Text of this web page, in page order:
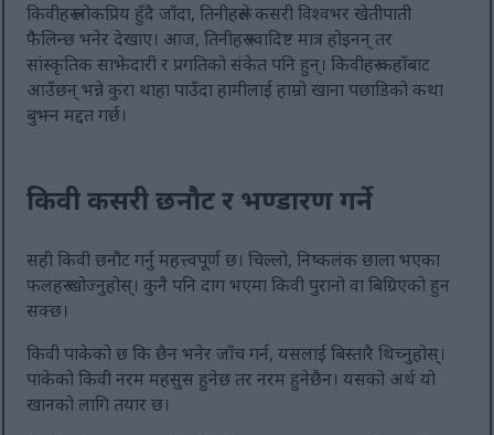
किवीहरू लोकप्रिय हुँदै जाँदा, तिनीहरूले कसरी विश्वभर खेतीपाती
फैलिन्छ भनेर देखाए। आज, तिनीहरू स्वादिष्ट मात्र होइनन् तर
सांस्कृतिक साझेदारी र प्रगतिको संकेत पनि हुन्। किवीहरू कहाँबाट
आउँछन् भन्ने कुरा थाहा पाउँदा हामीलाई हाम्रो खाना पछाडिको कथा
बुझ्न मद्दत गर्छ।
किवी कसरी छनौट र भण्डारण गर्ने
सही किवी छनौट गर्नु महत्त्वपूर्ण छ। चिल्लो, निष्कलंक छाला भएका
फलहरू खोज्नुहोस्। कुनै पनि दाग भएमा किवी पुरानो वा बिग्रिएको हुन
सक्छ।
किवी पाकेको छ कि छैन भनेर जाँच गर्न, यसलाई बिस्तारै थिच्नुहोस्।
पाकेको किवी नरम महसुस हुनेछ तर नरम हुनेछैन। यसको अर्थ यो
खानको लागि तयार छ।